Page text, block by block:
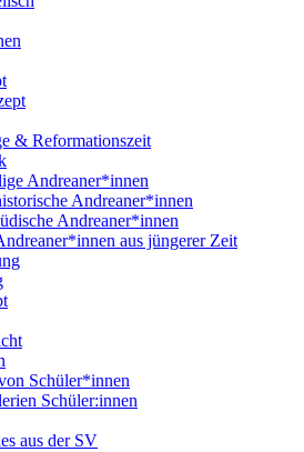
& Reformationszeit
Andreaner*innen
Andreaner*innen
Andreaner*innen
aus jüngerer Zeit
Schüler*innen
Schüler:innen
aus der SV